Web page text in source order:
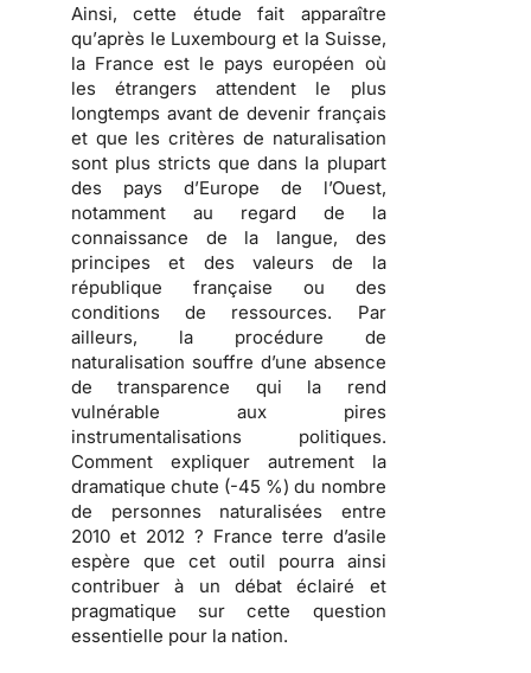
Ainsi, cette étude fait apparaître
qu’après le Luxembourg et la Suisse,
la France est le pays européen où
les étrangers attendent le plus
longtemps avant de devenir français
et que les critères de naturalisation
sont plus stricts que dans la plupart
des pays d’Europe de l’Ouest,
notamment au regard de la
connaissance de la langue, des
principes et des valeurs de la
république française ou des
conditions de ressources. Par
ailleurs, la procédure de
naturalisation souffre d’une absence
de transparence qui la rend
vulnérable aux pires
instrumentalisations politiques.
Comment expliquer autrement la
dramatique chute (-45 %) du nombre
de personnes naturalisées entre
2010 et 2012 ? France terre d’asile
espère que cet outil pourra ainsi
contribuer à un débat éclairé et
pragmatique sur cette question
essentielle pour la nation.